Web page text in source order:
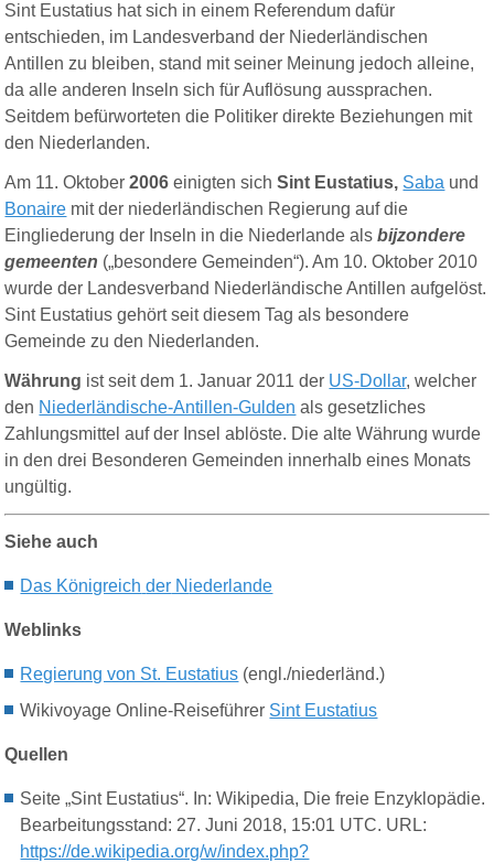
Sint Eustatius hat sich in einem Referendum dafür
entschieden, im Landesverband der Niederländischen
Antillen zu bleiben, stand mit seiner Meinung jedoch alleine,
da alle anderen Inseln sich für Auflösung aussprachen.
Seitdem befürworteten die Politiker direkte Beziehungen mit
den Niederlanden.
Am 11. Oktober2006 einigten sich Sint Eustatius, Saba und
Bonaire mit der niederländischen Regierung auf die
Eingliederung der Inseln in die Niederlande alsbijzondere
gemeenten („besondere Gemeinden“). Am 10. Oktober 2010
wurde der Landesverband Niederländische Antillen aufgelöst.
Sint Eustatius gehört seit diesem Tag als besondere
Gemeinde zu den Niederlanden.
Währung ist seit dem 1. Januar 2011 der US-Dollar, welcher
den Niederländische-Antillen-Gulden als gesetzliches
Zahlungsmittel auf der Insel ablöste. Die alte Währung wurde
in den drei Besonderen Gemeinden innerhalb eines Monats
ungültig.
Siehe auch
Das Königreich der N iederlande
Weblinks
Regierung von St. Eustatius (engl./niederländ.)
Wikivoyage Online-Reiseführer Sint Eustatius
Quellen
Seite „Sint Eustatius“. In: Wikipedia, Die freie Enzyklopädie.
Bearbeitungsstand: 27. Juni 2018, 15:01 UTC. URL:
https://de.wikipedia.org/w/index.php?